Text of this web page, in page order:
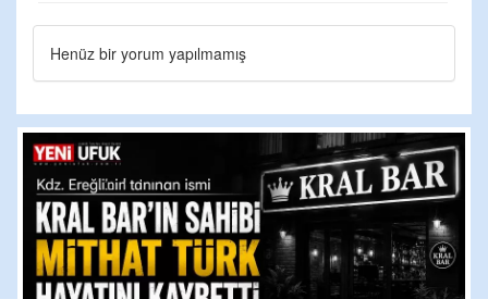
Henüz bir yorum yapılmamış